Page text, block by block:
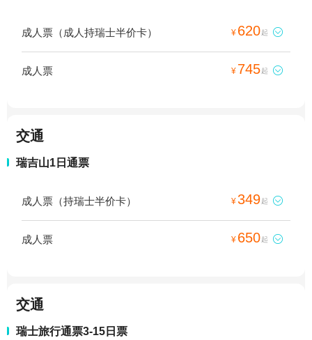
成人票（成人持瑞士半价卡） ¥ 620起 
成人票 ¥ 745起 
交通
瑞吉山1日通票
成人票（持瑞士半价卡） ¥349起 
成人票 ¥ 650起 
交通
瑞士旅行通票3-15日票